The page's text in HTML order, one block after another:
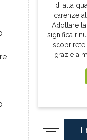
di alta
carenze
Adottare
significa
scoprirete
grazie a
I